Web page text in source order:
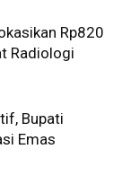
Rp820
Radiologi
Bupati
Emas